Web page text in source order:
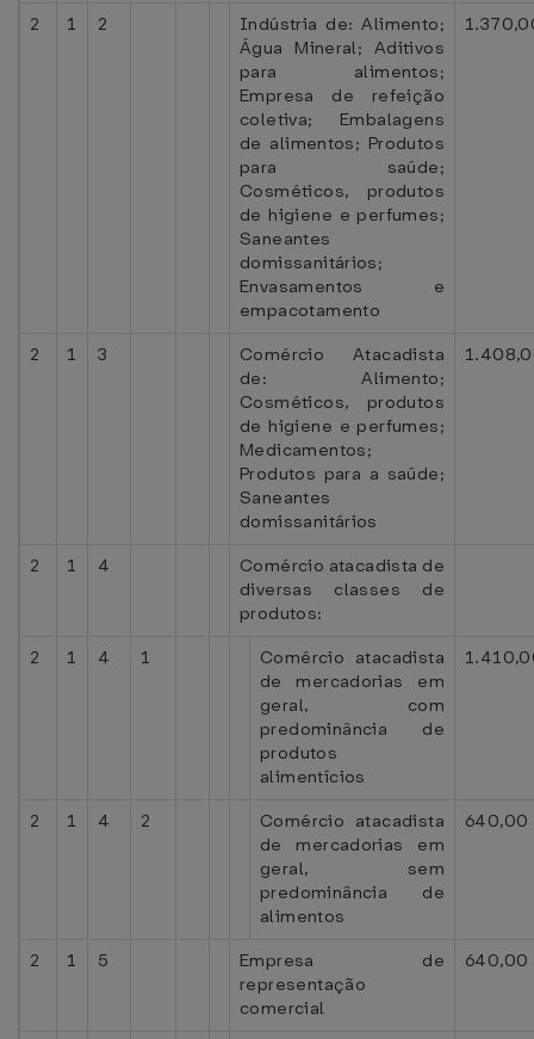
2 1 2
Indústria de: Alimento;
Água Mineral; Aditivos
para alimentos;
Empresa de refeição
coletiva; Embalagens
de alimentos; Produtos
para saúde;
Cosméticos, produtos
de higiene e perfumes;
Saneantes
domissanitários;
Envasamentos e
empacotamento
2 1 3
Comércio Atacadista
de: Alimento;
Cosméticos, produtos
de higiene e perfumes;
Medicamentos;
Produtos para a saúde;
Saneantes
domissanitários
2 1 4
Comércio atacadista de
diversas classes de
produtos:
2
1 4 1
Comércio atacadista
de mercadorias em
geral, com
predominância de
produtos
alimentícios
2 1 4 2
Comércio atacadista
de mercadorias em
geral, sem
predominância de
alimentos
640,00
2 1 5
Empresa de
representação
comercial
640,00